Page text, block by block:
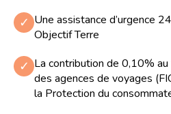
✓ Une assistance d’urgence
Objectif Terre
✓ La contribution de 0,10%
des agences de voyages
la Protection du